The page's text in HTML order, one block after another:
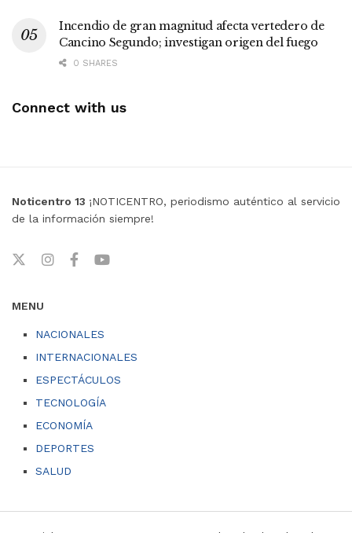
Incendio de gran magnitud afecta vertedero de
Cancino Segundo; investigan origen del fuego
0 SHARES
Connect with us
Noticentro 13 ¡NOTICENTRO, periodismo auténtico al servicio
de la información siempre!
MENU
NACIONALES
INTERNACIONALES
ESPECTÁCULOS
TECNOLOGÍA
ECONOMÍA
DEPORTES
SALUD